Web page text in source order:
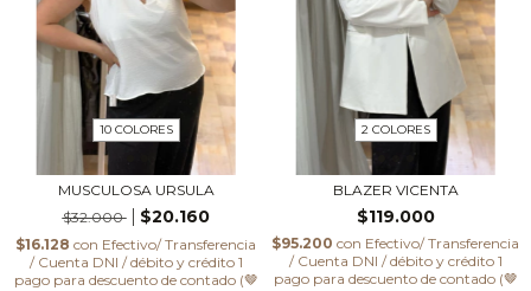
10 COLORES
MUSCULOSA URSULA
$32.000
$20.160
$16.128 con Efectivo/ Transferencia
/ Cuenta DNI / débito y crédito 1
pago para descuento de contado (🤎
2 COLORES
BLAZER VICENTA
$119.000
$95.200 con Efectivo/ Transferencia
/ Cuenta DNI / débito y crédito 1
pago para descuento de contado (🤎